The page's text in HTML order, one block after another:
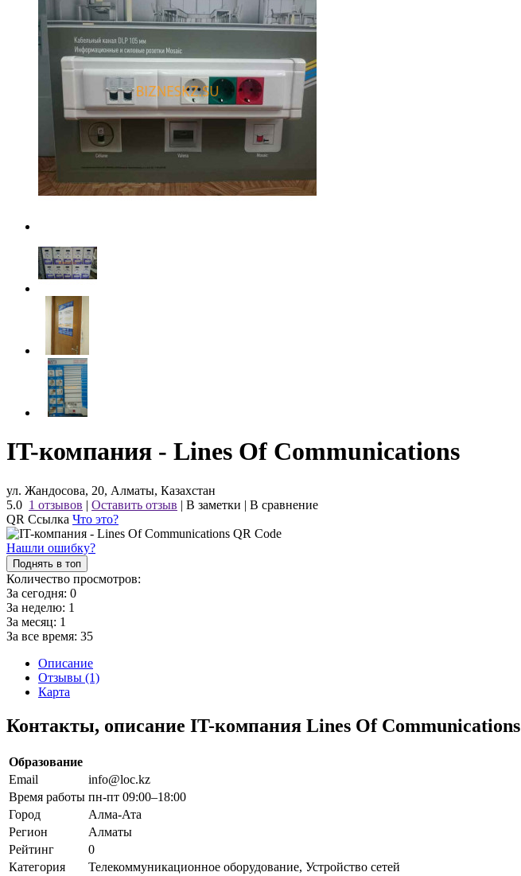
IT-компания - Lines Of Communications
ул. Жандосова, 20, Алматы, Казахстан
5.0 1 отзывов | Оставить отзыв | В заметки | В сравнение
QR Ссылка Что это?
Нашли ошибку?
Поднять в топ
Количество просмотров:
За сегодня: 0
За неделю: 1
За месяц: 1
За все время: 35
Описание
Отзывы (1)
Карта
Контакты, описание IT-компания Lines Of Communications
Образование
Email
info@loc.kz
Время работы пн-пт 09:00–18:00
Город
Алма-Ата
Регион
Алматы
Рейтинг
0
Категория
Телекоммуникационное оборудование, Устройство сетей